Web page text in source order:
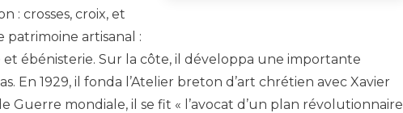
: crosses, croix, et
patrimoine artisanal :
ébénisterie. Sur la côte, il développa une importante
En 1929, il fonda l’Atelier breton d’art chrétien avec Xavier
Guerre mondiale, il se fit « l’avocat d’un plan révolutionnaire